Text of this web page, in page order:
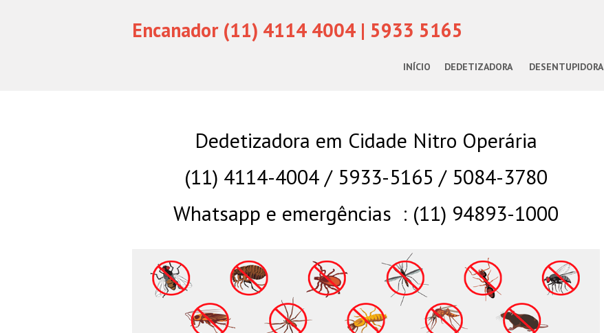
Encanador (11) 4114 4004 | 5933 5165
INÍCIO DEDETIZADORA DESENTUPIDORA
Dedetizadora em Cidade Nitro Operária
(11) 4114-4004 / 5933-5165 / 5084-3780
Whatsapp e emergências : (11) 94893-1000